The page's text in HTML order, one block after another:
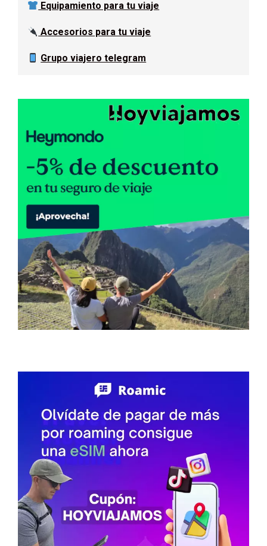
Equipamiento para tu viaje
Accesorios para tu viaje
Grupo viajero telegram